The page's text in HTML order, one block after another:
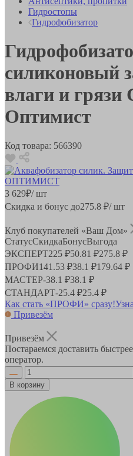
Гидростопы
Гидрофобизатор
силиконовый
влаги и грязи
Оптимист
Код товара: 566390
3 629₽/ шт
Скидка и бонус до275.8 ₽/ шт
Клуб покупателей «Ваш Дом»
СтатусСкидкаБонусВыгода
ЭКСПЕРТ225 ₽50.81 ₽275.8 ₽
ПРОФИ141.53 ₽38.1 ₽179.64 ₽
МАСТЕР-38.1 ₽38.1 ₽
СТАНДАРТ-25.4 ₽25.4 ₽
Как стать «ПРОФИ» сразу!
Привезём
Привезём
Постараемся доставить
оператор.
В корзину